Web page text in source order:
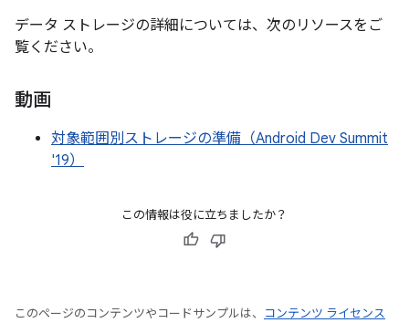
データ ストレージの詳細については、次のリソースをご
覧ください。
動画
対象範囲別ストレージの準備（Android Dev Summit
'19）
この情報は役に立ちましたか？
このページのコンテンツやコードサンプルは、
コンテンツ ライセンス